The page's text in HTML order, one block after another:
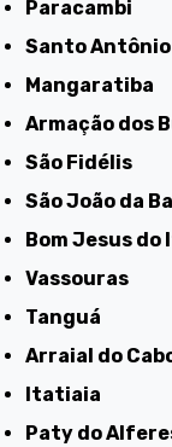
Paracambi
Santo
Mangaratiba
Armação dos
São Fidélis
São João da
Bom Jesus
Vassouras
Tanguá
Arraial do
Itatiaia
Paty do